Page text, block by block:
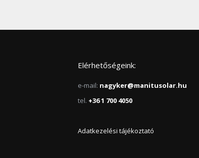
Elérhetőségeink:
e-mail: nagyker@manitusolar.hu
tel. +36 1 700 4050
Adatkezelési tájékoztató